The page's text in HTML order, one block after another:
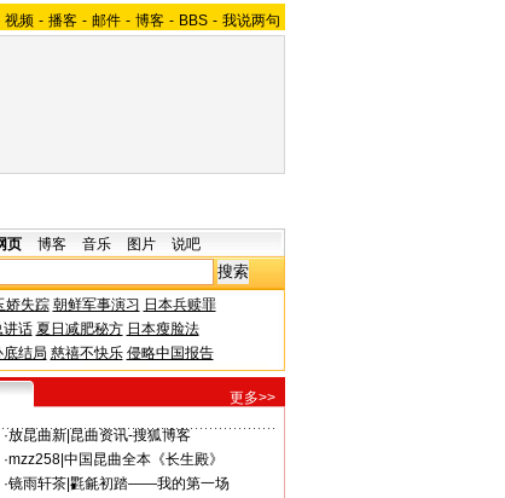
视频 - 播客 - 邮件 - 博客 - BBS - 我说两句
页 博客 音乐 图片 说吧
娇失踪 朝鲜军事演习 日本兵赎罪
讲话 夏日减肥秘方 日本瘦脸法
结局 慈禧不快乐 侵略中国报告
更多>>
·放昆曲新| 昆曲资讯-搜狐博客
·mzz258| 中国昆曲全本《长生殿》
·镜雨轩茶| 氍毹初踏——我的第一场